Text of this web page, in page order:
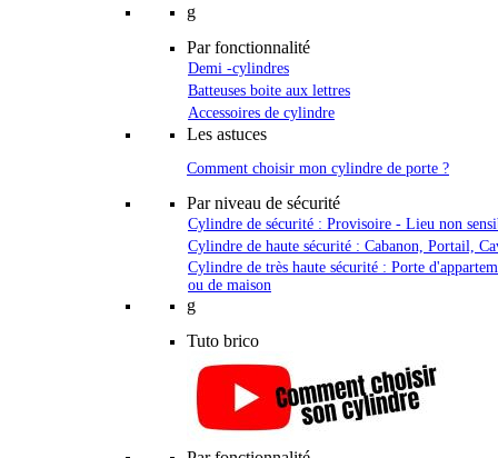
g
Par fonctionnalité
Demi -cylindres
Batteuses boite aux lettres
Accessoires de cylindre
Les astuces
Comment choisir mon cylindre de porte ?
Par niveau de sécurité
Cylindre de sécurité : Provisoire - Lieu non
Cylindre de haute sécurité : Cabanon, Portail,
Cylindre de très haute sécurité : Porte
ou de maison
g
Tuto brico